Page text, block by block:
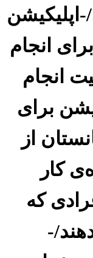
اپلیکیشن
انجام
انجام
برای
از
اجازه‌ی کار
که